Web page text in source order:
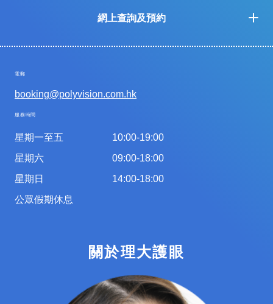
網上查詢及預約
電郵
booking@polyvision.com.hk
服務時間
星期一至五
星期六
星期日
公眾假期休息
10:00-19:00
09:00-18:00
14:00-18:00
關於理大護眼